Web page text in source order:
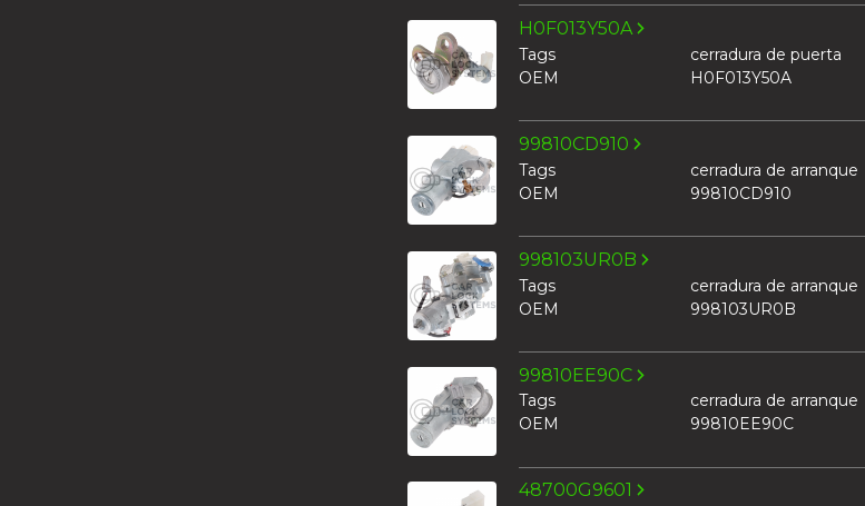
H0F013Y50A
Tags
cerradura de puerta
OEM
H0F013Y50A
99810CD910
Tags
cerradura de arranque
OEM
99810CD910
998103UR0B
Tags
cerradura de arranque
OEM
998103UR0B
99810EE90C
Tags
cerradura de arranque
OEM
99810EE90C
48700G9601